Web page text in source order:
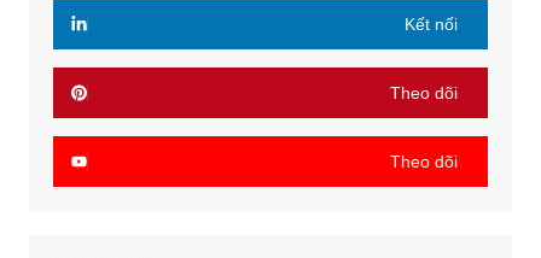
Kết nối
Theo dõi
Theo dõi